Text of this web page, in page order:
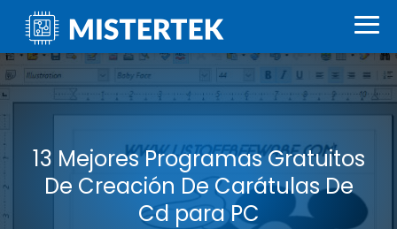
13 Mejores Programas Gratuitos
De Creación De Carátulas De
Cd para PC